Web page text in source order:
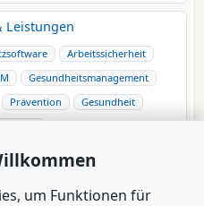
Leistungen
Arbeitssicherheit
Gesundheitsmanagement
Prävention
Gesundheit
um Funktionen für